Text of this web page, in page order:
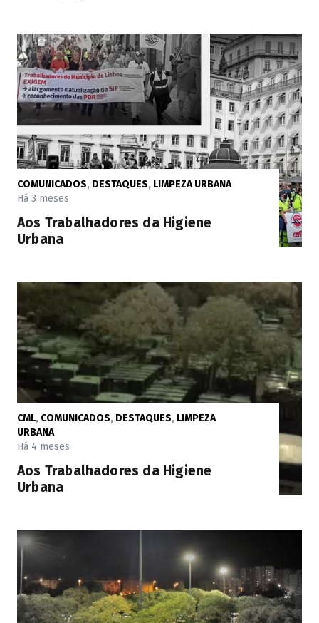
COMUNICADOS, DESTAQUES, LIMPEZA URBANA
Há 3 meses
Aos Trabalhadores da Higiene
Urbana
CML, COMUNICADOS, DESTAQUES, LIMPEZA
URBANA
Há 4 meses
Aos Trabalhadores da Higiene
Urbana